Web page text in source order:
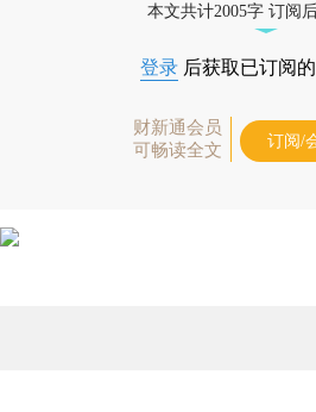
本文共计2005字 订阅
登录 后获取已订阅
财新通会员
可畅读全文
订阅/